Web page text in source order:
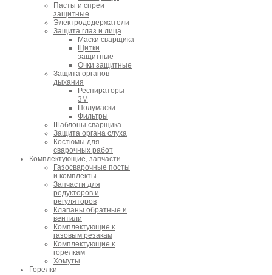
Пасты и спреи
защитные
Электрододержатели
Защита глаз и лица
Маски сварщика
Щитки
защитные
Очки защитные
Защита органов
дыхания
Респираторы
3M
Полумаски
Фильтры
Шаблоны сварщика
Защита органа слуха
Костюмы для
сварочных работ
Комплектующие, запчасти
Газосварочные посты
и комплекты
Запчасти для
редукторов и
регуляторов
Клапаны обратные и
вентили
Комплектующие к
газовым резакам
Комплектующие к
горелкам
Хомуты
Горелки